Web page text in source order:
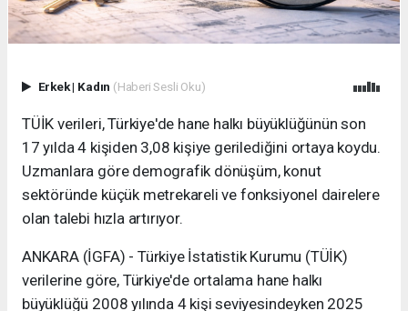
Erkek| Kadın (Haberi Sesli Oku)
TÜİK verileri, Türkiye'de hane halkı büyüklüğünün son
17 yılda 4 kişiden 3,08 kişiye gerilediğini ortaya koydu.
Uzmanlara göre demografik dönüşüm, konut
sektöründe küçük metrekareli ve fonksiyonel dairelere
olan talebi hızla artırıyor.
ANKARA (İGFA) - Türkiye İstatistik Kurumu (TÜİK)
verilerine göre, Türkiye'de ortalama hane halkı
büyüklüğü 2008 yılında 4 kişi seviyesindeyken 2025